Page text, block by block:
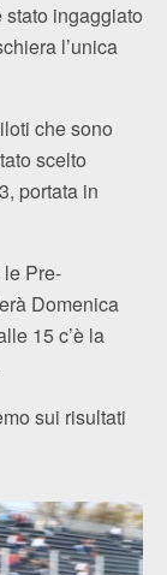
ingaggiato
l’unica
che sono
scelto
portata in
Pre-
Domenica
15 c’è la
sui risultati